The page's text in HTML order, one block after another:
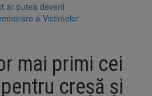
ar putea deveni
a Victimelor
de lângă Piața
renunță la apelul
de energie.
mai primi cei
creșă și